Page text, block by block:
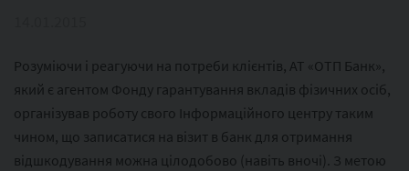
Розуміючи і реагуючи на потреби клієнтів, АТ «ОТП Банк»,
який є агентом Фонду гарантування вкладів фізичних осіб,
організував роботу свого Інформаційного центру таким
чином, що записатися на візит в банк для отримання
відшкодування можна цілодобово (навіть вночі). З метою